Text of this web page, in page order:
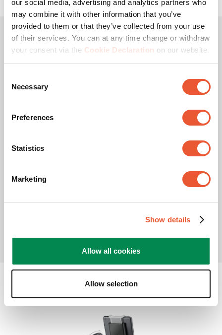
our social media, advertising and analytics partners who
may combine it with other information that you’ve
provided to them or that they’ve collected from your use
of their services. You can at any time change or withdraw
your consent via the Cookie Declaration on our website.
Selection
Necessary
Preferences
Statistics
Marketing
Show details
Allow all cookies
Allow selection
Einfache Installation,
vielfältige Möglichkeiten
Die Vogel's Tablet-Halterungen für das Auto sind
Materialien gefertigt und für Tablets von 7 bis 13 Zoll
(max. 13 mm dick) geeignet. Beispielsweise für Ihr iPad
Dabei enthalten sowohl das TMS 1020 als auch das
besteht aus einer Tablet-Halterung und einer Möglichkeit
zur Befestigung an der Kopfstütze oder einem Saugnapf
zur Befestigung an der Windschutzscheibe oder dem
an der Halterung befestigen und mit einem Knopfdruck
wieder abnehmen.